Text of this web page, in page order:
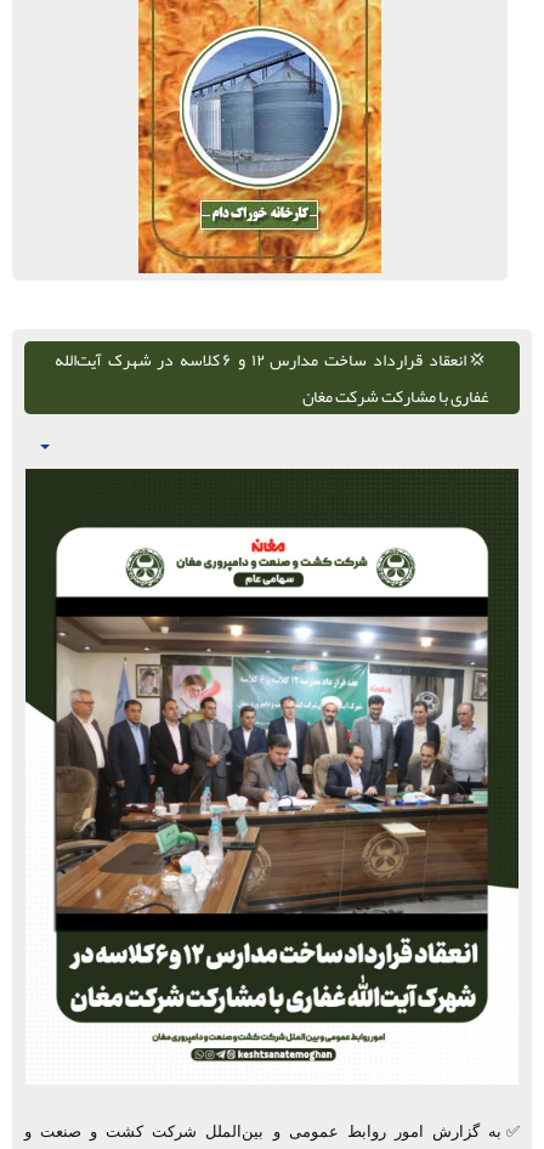
💢انعقاد قرارداد ساخت مدارس ۱۲ و ۶ کلاسه در شهرک آیت‌الله
غفاری با مشارکت شرکت مغان
✅به گزارش امور روابط عمومی و بین‌الملل شرکت کشت و صنعت و